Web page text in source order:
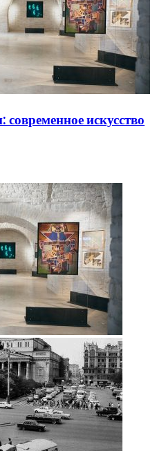
искусство